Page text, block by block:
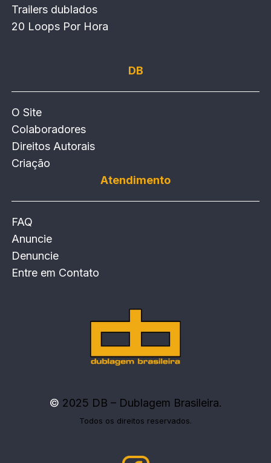
Trailers dublados
20 Loops Por Hora
DB
O Site
Colaboradores
Direitos Autorais
Criação
Atendimento
FAQ
Anuncie
Denuncie
Entre em Contato
© 2025 DB – Dublagem Brasileira.
Todos os direitos reservados.